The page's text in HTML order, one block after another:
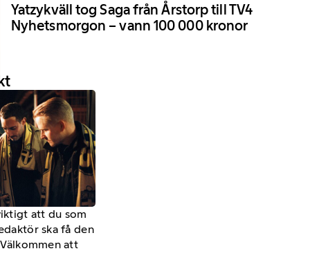
att du som
ska få den
att
Yatzykväll tog Saga från Årstorp till TV4
Nyhetsmorgon – vann 100 000 kronor